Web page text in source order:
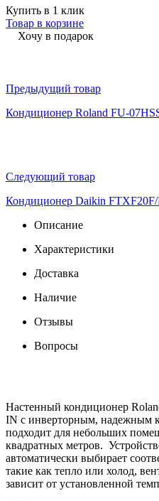
Купить в 1 клик
Товар в корзине
Хочу в подарок
Предыдущий товар
Кондиционер Roland FU-
Следующий товар
Кондиционер Daikin
Описание
Характеристики
Доставка
Наличие
Отзывы
Вопросы
Настенный кондиционер
IN с инверторным, надежным
подходит для небольших
квадратных метров.
автоматически выбирает
такие как тепло или холод,
зависит от установленной